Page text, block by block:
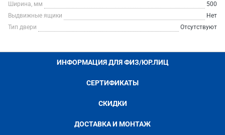
Ширина, мм
500
Выдвижные ящики
Нет
Тип двери
Отсутствуют
ИНФОРМАЦИЯ ДЛЯ ФИЗ/ЮР.ЛИЦ
СЕРТИФИКАТЫ
СКИДКИ
ДОСТАВКА И МОНТАЖ